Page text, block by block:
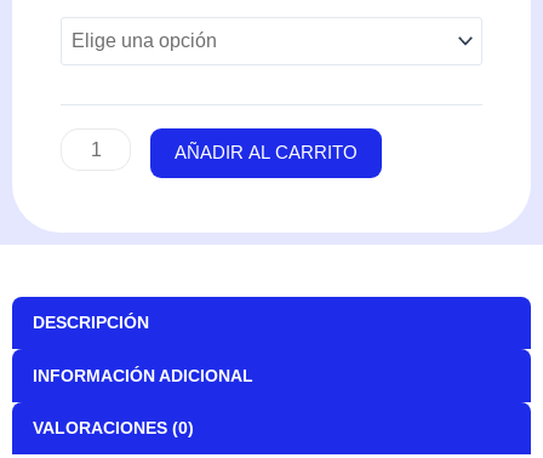
Torch
cantidad
AÑADIR AL CARRITO
DESCRIPCIÓN
INFORMACIÓN ADICIONAL
VALORACIONES (0)